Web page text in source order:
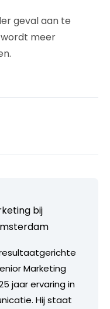
geval aan te
meer
bij
Marketing
jaar ervaring in
Hij staat